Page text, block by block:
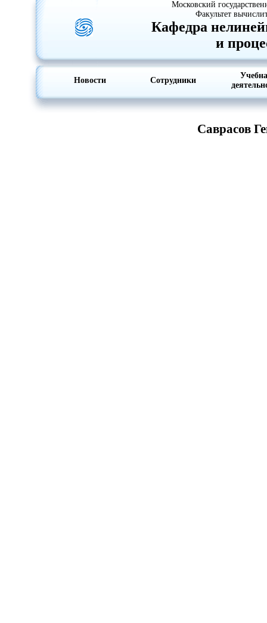
Московский
Факультет
Кафедра
и
Новости Сотрудники
Саврасов